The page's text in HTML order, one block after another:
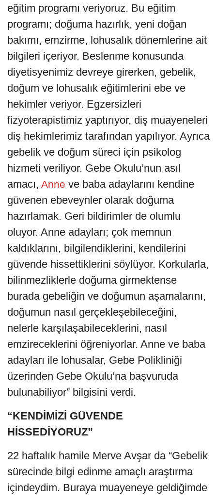
eğitim programı veriyoruz. Bu eğitim
programı; doğuma hazırlık, yeni doğan
bakımı, emzirme, lohusalık dönemlerine ait
bilgileri içeriyor. Beslenme konusunda
diyetisyenimiz devreye girerken, gebelik,
doğum ve lohusalık eğitimlerini ebe ve
hekimler veriyor. Egzersizleri
fizyoterapistimiz yaptırıyor, diş muayeneleri
diş hekimlerimiz tarafından yapılıyor. Ayrıca
gebelik ve doğum süreci için psikolog
hizmeti veriliyor. Gebe Okulu’nun asıl
amacı, Anne ve baba adaylarını kendine
güvenen ebeveynler olarak doğuma
hazırlamak. Geri bildirimler de olumlu
oluyor. Anne adayları; çok memnun
kaldıklarını, bilgilendiklerini, kendilerini
güvende hissettiklerini söylüyor. Korkularla,
bilinmezliklerle doğuma girmektense
burada gebeliğin ve doğumun aşamalarını,
doğumun nasıl gerçekleşebileceğini,
nelerle karşılaşabileceklerini, nasıl
emzireceklerini öğreniyorlar. Anne ve baba
adayları ile lohusalar, Gebe Polikliniği
üzerinden Gebe Okulu’na başvuruda
bulunabiliyor” bilgisini verdi.
“KENDİMİZİ GÜVENDE
HİSSEDİYORUZ”
22 haftalık hamile Merve Avşar da “Gebelik
sürecinde bilgi edinme amaçlı araştırma
içindeydim. Buraya muayeneye geldiğimde